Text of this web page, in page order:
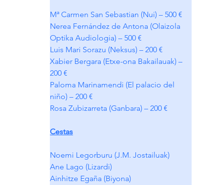
Mª Carmen San Sebastian (Nui) – 500 €
Nerea Fernández de Antona (Olaizola
Optika Audiologia) – 500 €
Luis Mari Sorazu (Neksus) – 200 €
Xabier Bergara (Etxe-ona Bakailauak) –
200 €
Paloma Marinamendi (El palacio del
niño) – 200 €
Rosa Zubizarreta (Ganbara) – 200 €
Cestas
Noemi Legorburu (J.M. Jostailuak)
Ane Lago (Lizardi)
Ainhitze Egaña (Biyona)